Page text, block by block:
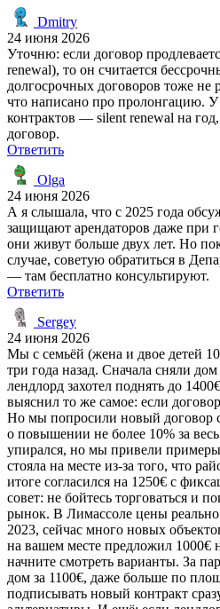
Dmitry
24 июня 2026
Уточню: если договор
renewal), то он считается
долгосрочных договоров тоже не
что написано про пролонгацию.
контрактов — silent renewal на
договор.
Ответить
Olga
24 июня 2026
А я слышала, что с 2025 года
защищают арендаторов даже при
они живут больше двух лет. Но
случае, советую обратиться в
— там бесплатно консультируют.
Ответить
Sergey
24 июня 2026
Мы с семьёй (жена и двое детей
три года назад. Сначала сняли
лендлорд захотел поднять до
выяснил то же самое: если
Но мы попросили новый договор
о повышении не более 10% за
упирался, но мы привели
стояла на месте из-за того, что
итоге согласился на 1250€ с
совет: не бойтесь торговаться и
рынок. В Лимассоле цены
2023, сейчас много новых
на вашем месте предложил 1000€
начните смотреть варианты. За
дом за 1100€, даже больше по
подписывать новый контракт